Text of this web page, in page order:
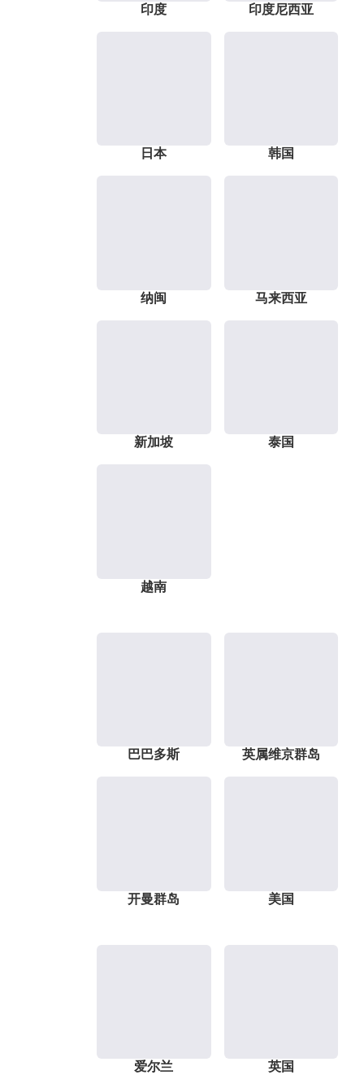
印度 印度尼西亚
日本 韩国
纳闽 马来西亚
新加坡 泰国
越南
巴巴多斯 英属维京群岛
开曼群岛 美国
爱尔兰 英国